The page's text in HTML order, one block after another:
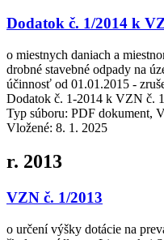
Dodatok č. 1/2014 k
o miestnych daniach a
drobné stavebné odpady na
účinnosť od 01.01.2015 -
Dodatok č. 1-2014 k VZN č.
Typ súboru: PDF dokument,
Vložené: 8. 1. 2025
r. 2013
VZN č. 1/2013
o určení výšky dotácie na